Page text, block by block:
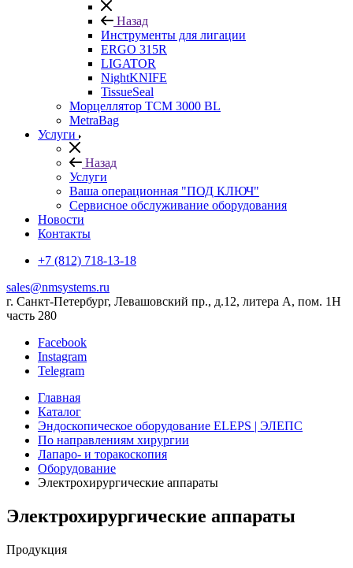
Назад
Инструменты для лигации
ERGO 315R
LIGATOR
NightKNIFE
TissueSeal
Морцеллятор ТСМ 3000 BL
MetraBag
Услуги
Назад
Услуги
Ваша операционная "ПОД КЛЮЧ"
Сервисное обслуживание оборудования
Новости
Контакты
+7 (812) 718-13-18
sales@nmsystems.ru
г. Санкт-Петербург, Левашовский пр., д.12, литера А, пом. 1Н
часть 280
Facebook
Instagram
Telegram
Главная
Каталог
Эндоскопическое оборудование ELEPS | ЭЛЕПС
По направлениям хирургии
Лапаро- и торакоскопия
Оборудование
Электрохирургические аппараты
Электрохирургические аппараты
Продукция